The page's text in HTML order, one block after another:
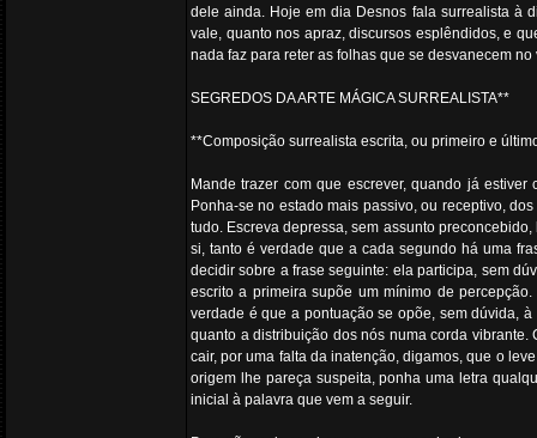
dele ainda. Hoje em dia Desnos fala surrealista à
vale, quanto nos apraz, discursos esplêndidos, e
nada faz para reter as folhas que se desvanecem
SEGREDOS DA ARTE MÁGICA SURREALISTA**
**Composição surrealista escrita, ou primeiro e
Mande trazer com que escrever, quando já
Ponha-se no estado mais passivo, ou receptivo,
tudo. Escreva depressa, sem assunto
si, tanto é verdade que a cada segundo há uma
decidir sobre a frase seguinte: ela participa, sem
escrito a primeira supõe um mínimo de
verdade é que a pontuação se opõe, sem dúvida,
quanto a distribuição dos nós numa corda
cair, por uma falta da inatenção, digamos, que o
origem lhe pareça suspeita, ponha uma letra
inicial à palavra que vem a seguir.